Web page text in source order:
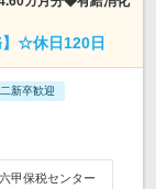
】☆休日120日
新卒歓迎
甲保税センター